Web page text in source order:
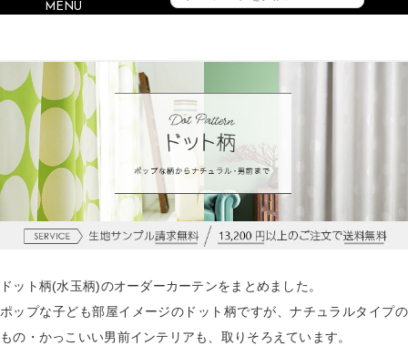
ドット柄(水玉柄)のオーダーカーテンをまとめました。
ポップな子ども部屋イメージのドット柄ですが、ナチュラルタイプの
もの・かっこいい男前インテリアも、取りそろえています。